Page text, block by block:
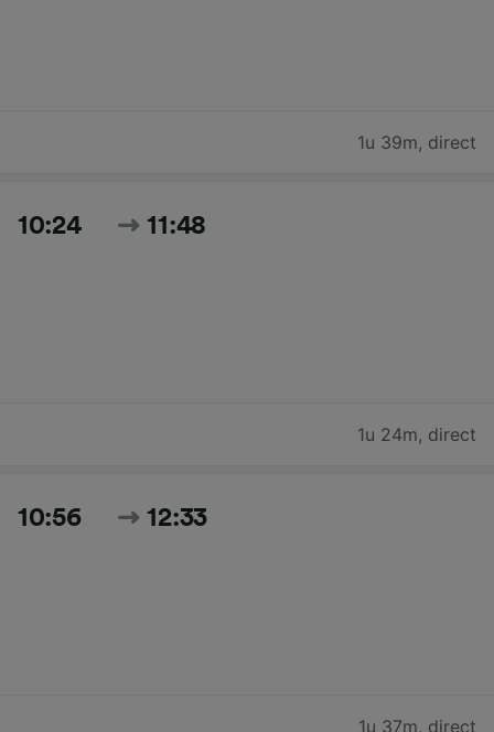
1u 39m, direct
10:24 11:48
1u 24m, direct
10:56 12:33
1u 37m, direct